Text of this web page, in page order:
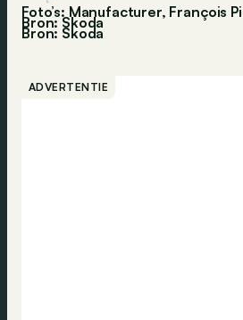
Foto’s: Manufacturer, François
Bron: Skoda
Bron: Skoda
ADVERTENTIE